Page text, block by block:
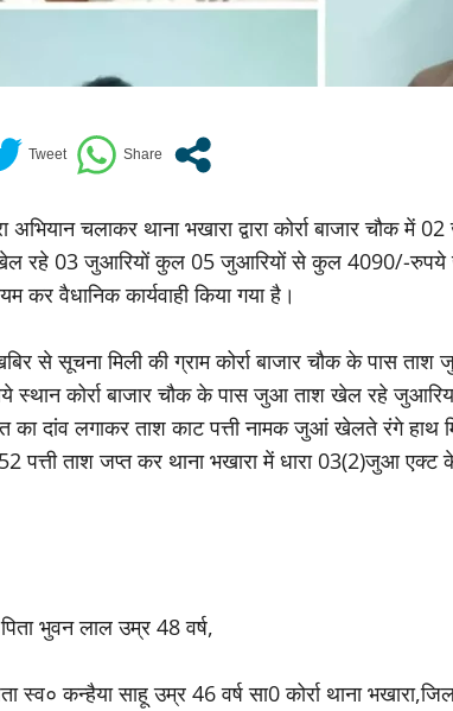
अभियान चलाकर थाना भखारा द्वारा कोर्रा बाजार चौक में 02
रहे 03 जुआरियों कुल 05 जुआरियों से कुल 4090/-रुपये
कर वैधानिक कार्यवाही किया गया है।
से सूचना मिली की ग्राम कोर्रा बाजार चौक के पास
स्थान कोर्रा बाजार चौक के पास जुआ ताश खेल रहे
का दांव लगाकर ताश काट पत्ती नामक जुआं खेलते रंगे
पत्ती ताश जप्त कर थाना भखारा में धारा 03(2)जुआ एक्ट
भुवन लाल उम्र 48 वर्ष,
स्व० कन्हैया साहू उम्र 46 वर्ष सा0 कोर्रा थाना